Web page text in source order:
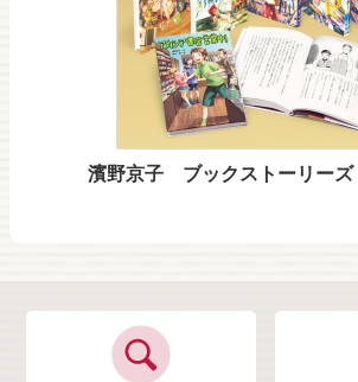
濱野京子 ブックストーリーズ